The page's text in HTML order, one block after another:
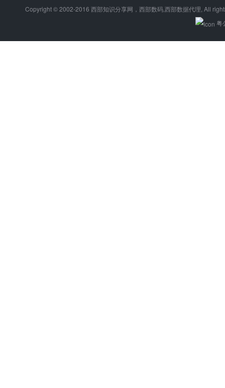
Copyright © 2002-2016 西部知识分享网，西部数码,西部数据代理, All
粤